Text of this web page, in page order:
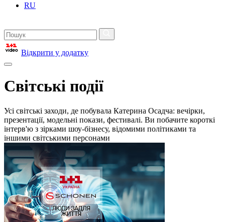
RU
Відкрити у додатку
Світські події
Усі світські заходи, де побувала Катерина Осадча: вечірки,
презентації, модельні покази, фестивалі. Ви побачите короткі
інтерв'ю з зірками шоу-бізнесу, відомими політиками та
іншими світськими персонами